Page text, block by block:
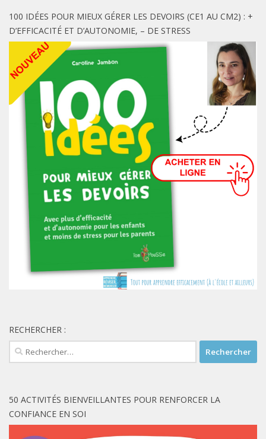
100 IDÉES POUR MIEUX GÉRER LES DEVOIRS (CE1 AU CM2) : +
D’EFFICACITÉ ET D’AUTONOMIE, – DE STRESS
RECHERCHER :
Rechercher :
50 ACTIVITÉS BIENVEILLANTES POUR RENFORCER LA
CONFIANCE EN SOI